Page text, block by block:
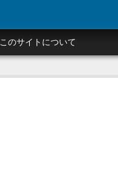
このサイトについて